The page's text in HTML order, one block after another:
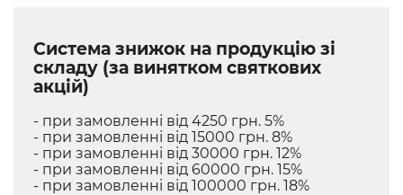
Система знижок на продукцію зі
складу (за винятком святкових
акцій)
- при замовленні від 4250 грн. 5%
- при замовленні від 15000 грн. 8%
- при замовленні від 30000 грн. 12%
- при замовленні від 60000 грн. 15%
- при замовленні від 100000 грн. 18%